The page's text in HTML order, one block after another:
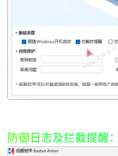
防御日志及拦截提醒：